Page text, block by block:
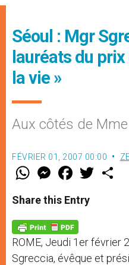
Séoul : Mgr
lauréats du
la vie »
Aux côtés de
FÉVRIER 01, 2007 00:00
W
t
s
p
p
M
e
s
e
g
e
r
F
a
e
b
o
k
w
Share this Entry
ROME, Jeudi 1er février
Sgreccia, évêque et